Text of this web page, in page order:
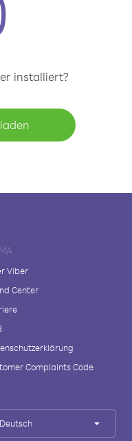
installiert?
Viber
Center
Complaints Code
Deutsch